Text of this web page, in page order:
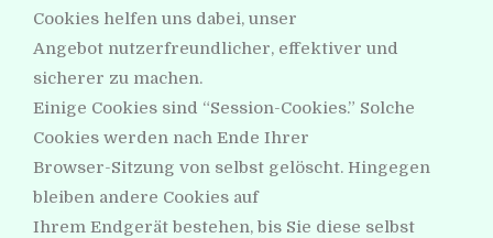
Cookies helfen uns dabei, unser
Angebot nutzerfreundlicher, effektiver und
sicherer zu machen.
Einige Cookies sind “Session-Cookies.” Solche
Cookies werden nach Ende Ihrer
Browser-Sitzung von selbst gelöscht. Hingegen
bleiben andere Cookies auf
Ihrem Endgerät bestehen, bis Sie diese selbst